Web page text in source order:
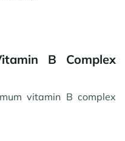
B Complex
vitamin B complex